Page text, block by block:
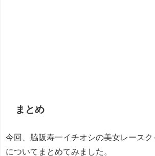
まとめ
今回、脇阪寿一イチオシの美女レース
についてまとめてみました。